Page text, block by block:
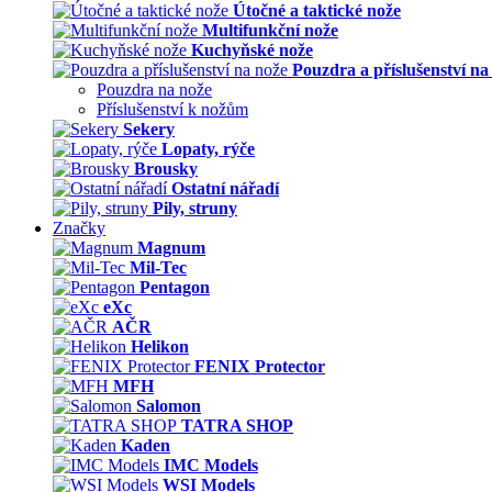
Útočné a taktické nože
Multifunkční nože
Kuchyňské nože
Pouzdra a příslušenství na
Pouzdra na nože
Příslušenství k nožům
Sekery
Lopaty, rýče
Brousky
Ostatní nářadí
Pily, struny
Značky
Magnum
Mil-Tec
Pentagon
eXc
AČR
Helikon
FENIX Protector
MFH
Salomon
TATRA SHOP
Kaden
IMC Models
WSI Models